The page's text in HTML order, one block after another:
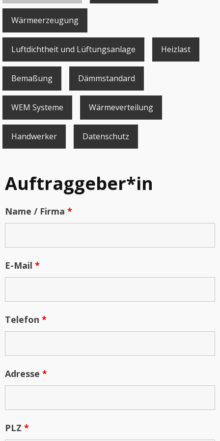
Wärmeerzeugung
Luftdichtheit und Lüftungsanlage Heizlast
Bemaßung Dämmstandard
WEM Systeme Wärmeverteilung
Handwerker Datenschutz
Auftraggeber*in
Name / Firma *
E-Mail *
Telefon *
Adresse *
PLZ *